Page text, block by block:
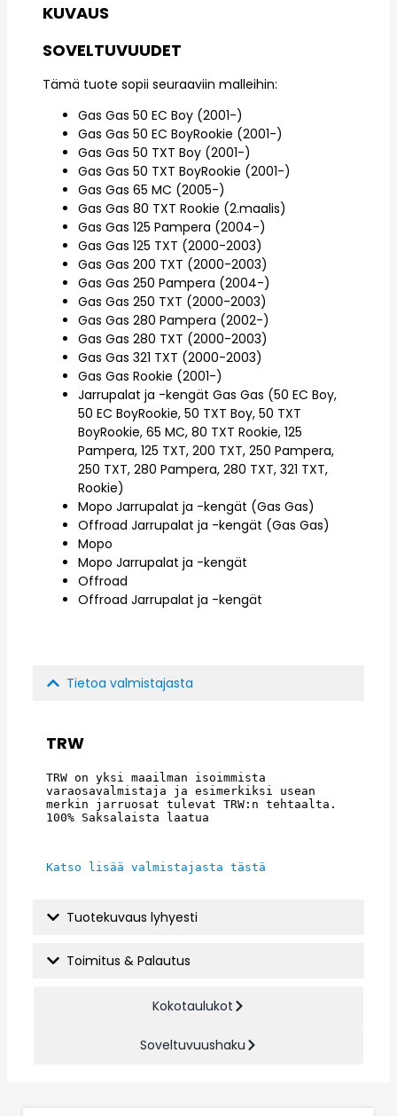
KUVAUS
SOVELTUVUUDET
Tämä tuote sopii seuraaviin malleihin:
Gas Gas 50 EC Boy (2001-)
Gas Gas 50 EC BoyRookie (2001-)
Gas Gas 50 TXT Boy (2001-)
Gas Gas 50 TXT BoyRookie (2001-)
Gas Gas 65 MC (2005-)
Gas Gas 80 TXT Rookie (2.maalis)
Gas Gas 125 Pampera (2004-)
Gas Gas 125 TXT (2000-2003)
Gas Gas 200 TXT (2000-2003)
Gas Gas 250 Pampera (2004-)
Gas Gas 250 TXT (2000-2003)
Gas Gas 280 Pampera (2002-)
Gas Gas 280 TXT (2000-2003)
Gas Gas 321 TXT (2000-2003)
Gas Gas Rookie (2001-)
Jarrupalat ja -kengät Gas Gas (50 EC Boy,
50 EC BoyRookie, 50 TXT Boy, 50 TXT
BoyRookie, 65 MC, 80 TXT Rookie, 125
Pampera, 125 TXT, 200 TXT, 250 Pampera,
250 TXT, 280 Pampera, 280 TXT, 321 TXT,
Rookie)
Mopo Jarrupalat ja -kengät (Gas Gas)
Offroad Jarrupalat ja -kengät (Gas Gas)
Mopo
Mopo Jarrupalat ja -kengät
Offroad
Offroad Jarrupalat ja -kengät
Tietoa valmistajasta
TRW
TRW on yksi maailman isoimmista
varaosavalmistaja ja esimerkiksi usean
merkin jarruosat tulevat TRW:n tehtaalta.
100% Saksalaista laatua
Katso lisää valmistajasta tästä
Tuotekuvaus lyhyesti
Toimitus & Palautus
Kokotaulukot
Soveltuvuushaku